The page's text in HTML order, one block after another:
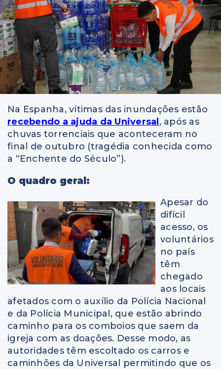
Na Espanha, vítimas das inundações estão
recebendo a ajuda da Universal, após as
chuvas torrenciais que aconteceram no
final de outubro (tragédia conhecida como
a “Enchente do Século”).
O quadro geral:
Apesar do
difícil
acesso, os
voluntários
no país
têm
chegado
aos locais
afetados com o auxílio da Polícia Nacional
e da Polícia Municipal, que estão abrindo
caminho para os comboios que saem da
igreja com as doações. Desse modo, as
autoridades têm escoltado os carros e
caminhões da Universal permitindo que os